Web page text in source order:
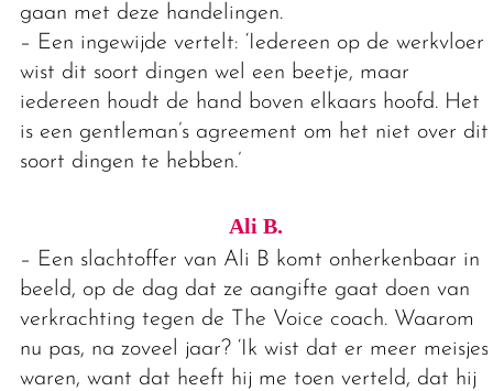
gaan met deze handelingen.
– Een ingewijde vertelt: ‘Iedereen op de werkvloer
wist dit soort dingen wel een beetje, maar
iedereen houdt de hand boven elkaars hoofd. Het
is een gentleman’s agreement om het niet over dit
soort dingen te hebben.’
Ali B.
– Een slachtoffer van Ali B komt onherkenbaar in
beeld, op de dag dat ze aangifte gaat doen van
verkrachting tegen de The Voice coach. Waarom
nu pas, na zoveel jaar? ‘Ik wist dat er meer meisjes
waren, want dat heeft hij me toen verteld, dat hij